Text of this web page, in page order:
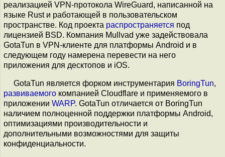
реализацией VPN-протокола WireGuard, написанной на
языке Rust и работающей в пользовательском
пространстве. Код проекта распространяется под
лицензией BSD. Компания Mullvad уже задействовала
GotaTun в VPN-клиенте для платформы Android и в
следующем году намерена перевести на него
приложения для десктопов и iOS.
GotaTun является форком инструментария BoringTun,
развиваемого компанией Cloudflare и применяемого в
приложении WARP. GotaTun отличается от BoringTun
наличием полноценной поддержки платформы Android,
оптимизациями производительности и
дополнительными возможностями для защиты
конфиденциальности.